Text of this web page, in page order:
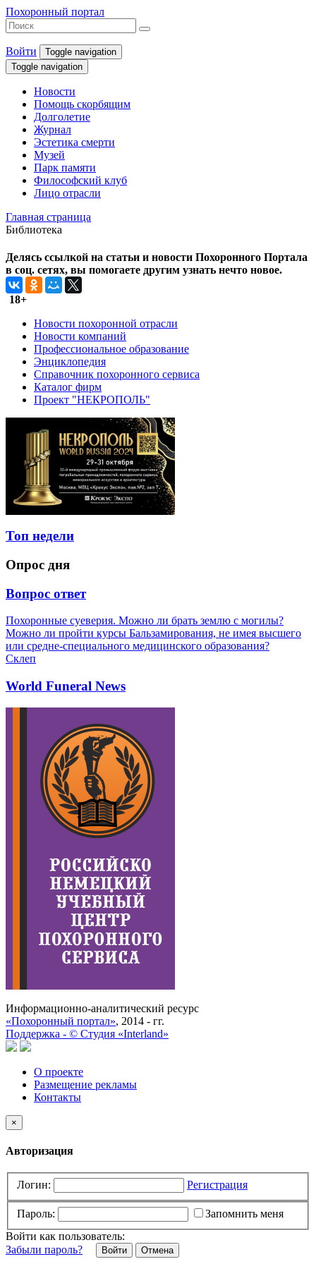
Похоронный портал
Войти
Toggle navigation
Toggle navigation
Новости
Помощь скорбящим
Долголетие
Журнал
Эстетика смерти
Музей
Парк памяти
Философский клуб
Лицо отрасли
Главная страница
Библиотека
Делясь ссылкой на статьи и новости Похоронного Портала
в соц. сетях, вы помогаете другим узнать нечто новое.
18+
Новости похоронной отрасли
Новости компаний
Профессиональное образование
Энциклопедия
Справочник похоронного сервиса
Каталог фирм
Проект "НЕКРОПОЛЬ"
Топ недели
Опрос дня
Вопрос ответ
Похоронные суеверия. Можно ли брать землю с могилы?
Можно ли пройти курсы Бальзамирования, не имея высшего
или средне-специального медицинского образования?
Склеп
World Funeral News
Информационно-аналитический ресурс
«Похоронный портал», 2014 - гг.
Поддержка - © Cтудия «Interland»
О проекте
Размещение рекламы
Контакты
×
Авторизация
Логин: Регистрация
Пароль:
Запомнить меня
Войти как пользователь:
Забыли пароль?
Отмена